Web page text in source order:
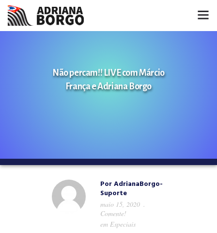
CONHEÇA A ADRIANA
Não percam!! LIVE com Márcio
França e Adriana Borgo
PorAdrianaBorgo-
Suporte
maio 15, 2020
Comente!
em Especiais